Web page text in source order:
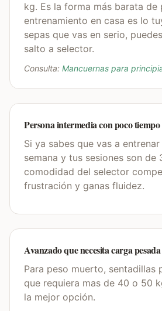
kg. Es la forma más barata de
entrenamiento en casa es lo
sepas que vas en serio,
salto a selector.
Consulta: Mancuernas para
Persona intermedia con poco
Si ya sabes que vas a
semana y tus sesiones son de
comodidad del selector
frustración y ganas fluidez.
Avanzado que necesita carga
Para peso muerto, sentadillas
que requiera mas de 40 o 50
la mejor opción.